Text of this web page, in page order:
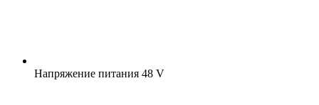
Напряжение питания 48 V